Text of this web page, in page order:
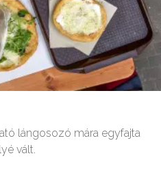
lángosozó mára egyfajta
vált.